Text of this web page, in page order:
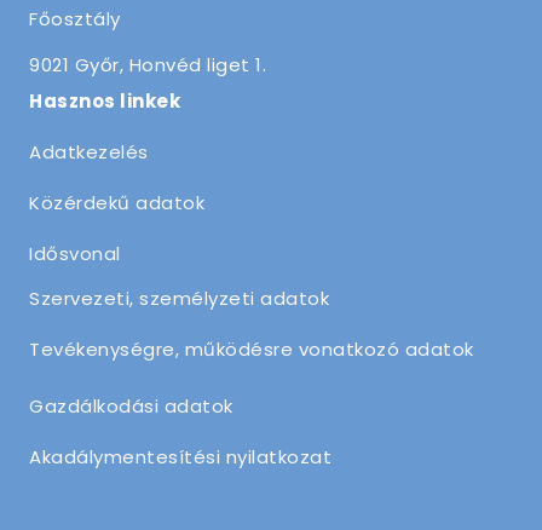
Főosztály
9021 Győr, Honvéd liget 1.
Hasznos linkek
Adatkezelés
Közérdekű adatok
Idősvonal
Szervezeti, személyzeti adatok
Tevékenységre, működésre vonatkozó adatok
Gazdálkodási adatok
Akadálymentesítési nyilatkozat